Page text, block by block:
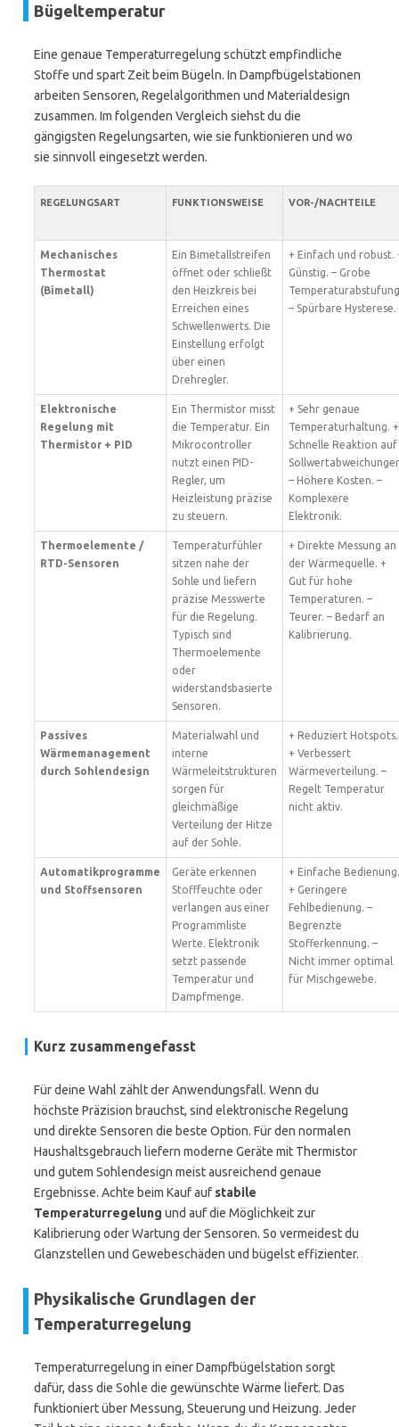
Bügeltemperatur
Eine genaue Temperaturregelung schützt empfindliche
Stoffe und spart Zeit beim Bügeln. In Dampfbügelstationen
arbeiten Sensoren, Regelalgorithmen und Materialdesign
zusammen. Im folgenden Vergleich siehst du die
gängigsten Regelungsarten, wie sie funktionieren und wo
sie sinnvoll eingesetzt werden.
REGELUNGSART FUNKTIONSWEISE VOR-/NACHTEILE
Mechanisches
Thermostat
(Bimetall)
Ein Bimetallstreifen
öffnet oder schließt
den Heizkreis bei
Erreichen eines
Schwellenwerts. Die
Einstellung erfolgt
über einen
Drehregler.
+ Einfach und robust.
Günstig. – Grobe
– Spürbare Hysterese.
Elektronische
Regelung mit
Thermistor + PID
Ein Thermistor misst
die Temperatur. Ein
Mikrocontroller
nutzt einen PID-
Regler, um
Heizleistung präzise
zu steuern.
+ Sehr genaue
Temperaturhaltung. +
Schnelle Reaktion auf
– Höhere Kosten. –
Komplexere
Elektronik.
Thermoelemente /
RTD-Sensoren
Temperaturfühler
sitzen nahe der
Sohle und liefern
präzise Messwerte
für die Regelung.
Typisch sind
Thermoelemente
oder
widerstandsbasierte
Sensoren.
+ Direkte Messung an
der Wärmequelle. +
Gut für hohe
Temperaturen. –
Teurer. – Bedarf an
Kalibrierung.
Passives
Wärmemanagement
durch Sohlendesign
Materialwahl und
interne
Wärmeleitstrukturen
sorgen für
gleichmäßige
Verteilung der Hitze
auf der Sohle.
+ Reduziert Hotspots.
+ Verbessert
Wärmeverteilung. –
Regelt Temperatur
nicht aktiv.
Automatikprogramme
und Stoffsensoren
Geräte erkennen
Stofffeuchte oder
verlangen aus einer
Programmliste
Werte. Elektronik
setzt passende
Temperatur und
Dampfmenge.
+ Einfache Bedienung.
+ Geringere
Fehlbedienung. –
Begrenzte
Stofferkennung. –
Nicht immer optimal
für Mischgewebe.
Kurz zusammengefasst
Für deine Wahl zählt der Anwendungsfall. Wenn du
höchste Präzision brauchst, sind elektronische Regelung
und direkte Sensoren die beste Option. Für den normalen
Haushaltsgebrauch liefern moderne Geräte mit Thermistor
und gutem Sohlendesign meist ausreichend genaue
Ergebnisse. Achte beim Kauf auf stabile
Temperaturregelung und auf die Möglichkeit zur
Kalibrierung oder Wartung der Sensoren. So vermeidest du
Glanzstellen und Gewebeschäden und bügelst effizienter.
Physikalische Grundlagen der
Temperaturregelung
Temperaturregelung in einer Dampfbügelstation sorgt
dafür, dass die Sohle die gewünschte Wärme liefert. Das
funktioniert über Messung, Steuerung und Heizung. Jeder